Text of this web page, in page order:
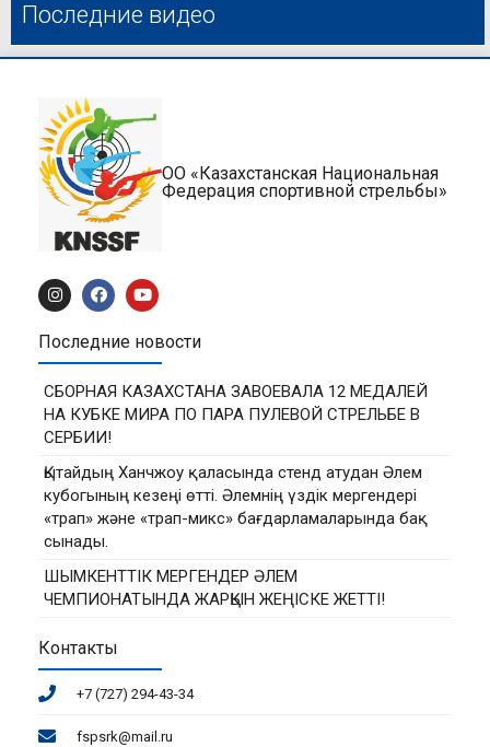
Последние видео
ОО «Казахстанская Национальная
Федерация спортивной стрельбы»
Последние новости
СБОРНАЯ КАЗАХСТАНА ЗАВОЕВАЛА 12 МЕДАЛЕЙ
НА КУБКЕ МИРА ПО ПАРА ПУЛЕВОЙ СТРЕЛЬБЕ В
СЕРБИИ!
Қытайдың Ханчжоу қаласында стенд атудан Әлем
кубогының кезеңі өтті. Әлемнің үздік мергендері
«трап» және «трап-микс» бағдарламаларында бақ
сынады.
ШЫМКЕНТТІК МЕРГЕНДЕР ӘЛЕМ
ЧЕМПИОНАТЫНДА ЖАРҚЫН ЖЕҢІСКЕ ЖЕТТІ!
Контакты
+7 (727) 294-43-34
fspsrk@mail.ru